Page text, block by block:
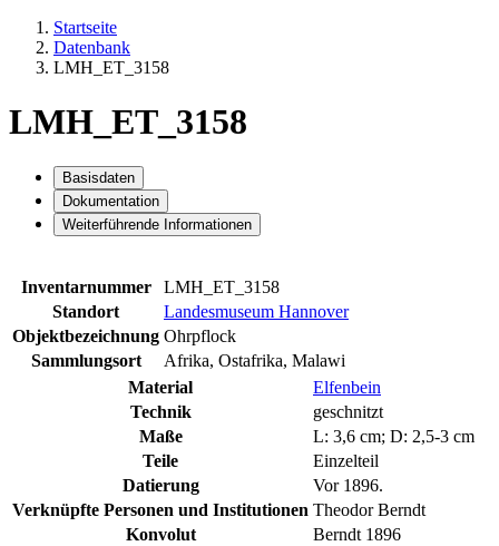
Startseite
Datenbank
LMH_ET_3158
LMH_ET_3158
Basisdaten
Dokumentation
Weiterführende Informationen
Inventarnummer
LMH_ET_3158
Standort
Landesmuseum Hannover
Objektbezeichnung Ohrpflock
Sammlungsort
Afrika, Ostafrika, Malawi
Material
Elfenbein
Technik
geschnitzt
Maße
L: 3,6 cm; D: 2,5-3 cm
Teile
Einzelteil
Datierung
Vor 1896.
Verknüpfte Personen und Institutionen Theodor Berndt
Konvolut
Berndt 1896